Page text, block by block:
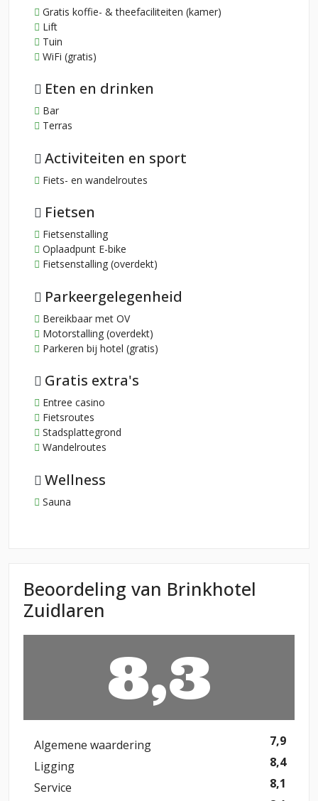
Gratis koffie- & theefaciliteiten (kamer)
Lift
Tuin
WiFi (gratis)
Eten en drinken
Bar
Terras
Activiteiten en sport
Fiets- en wandelroutes
Fietsen
Fietsenstalling
Oplaadpunt E-bike
Fietsenstalling (overdekt)
Parkeergelegenheid
Bereikbaar met OV
Motorstalling (overdekt)
Parkeren bij hotel (gratis)
Gratis extra's
Entree casino
Fietsroutes
Stadsplattegrond
Wandelroutes
Wellness
Sauna
Beoordeling van Brinkhotel
Zuidlaren
8,3
Algemene waardering
7,9
Ligging
8,4
Service
8,1